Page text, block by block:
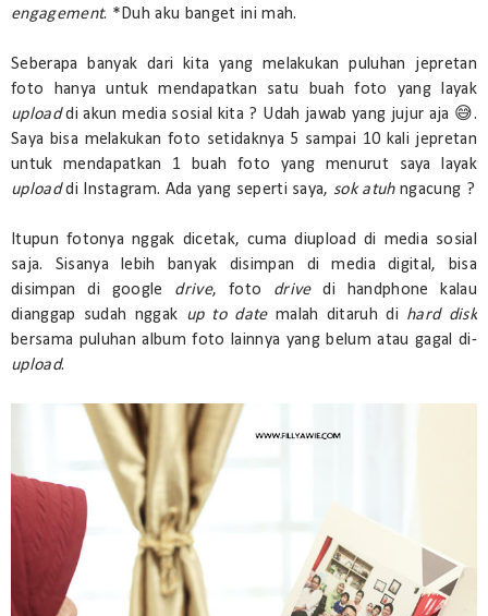
engagement. *Duh aku banget ini mah.
Seberapa banyak dari kita yang melakukan puluhan jepretan
foto hanya untuk mendapatkan satu buah foto yang layak
uploaddi akun media sosial kita ? Udah jawab yang jujur aja 😅.
Saya bisa melakukan foto setidaknya 5 sampai 10 kali jepretan
untuk mendapatkan 1 buah foto yang menurut saya layak
uploaddi Instagram. Ada yang seperti saya, sok atuhngacung ?
Itupun fotonya nggak dicetak, cuma diupload di media sosial
saja. Sisanya lebih banyak disimpan di media digital, bisa
disimpan di google drive, foto drivedi handphone kalau
dianggap sudah nggak up to datemalah ditaruh di hard disk
bersama puluhan album foto lainnya yang belum atau gagal di-
upload.